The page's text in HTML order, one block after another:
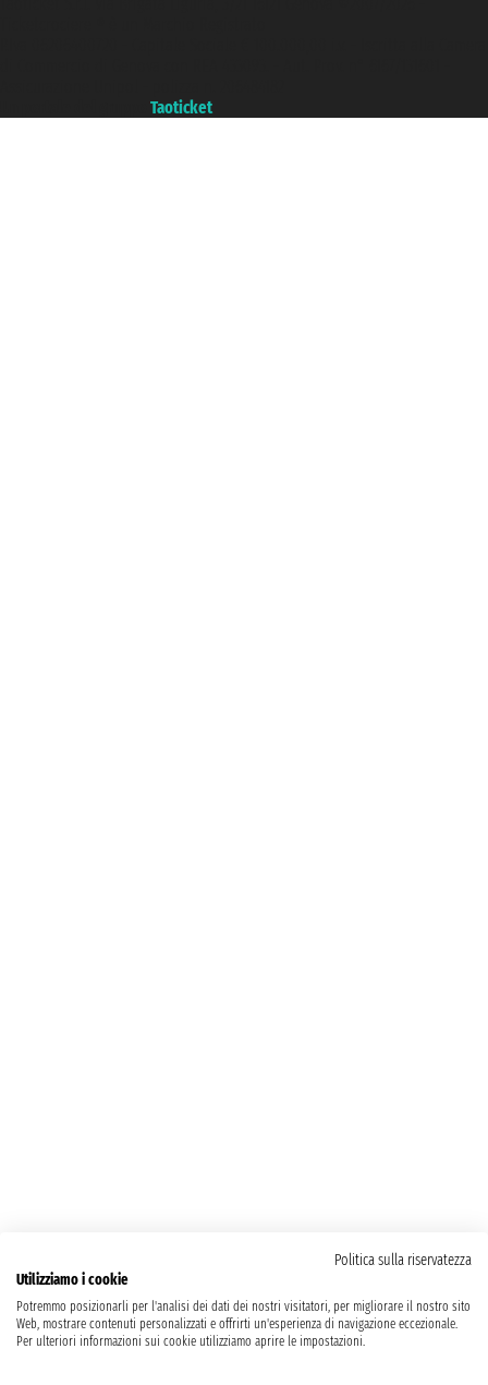
Taoticket
Politica sulla riservatezza
Utilizziamo i cookie
Potremmo posizionarli per l'analisi dei dati dei nostri visitatori, per migliorare il nostro sito
Web, mostrare contenuti personalizzati e offrirti un'esperienza di navigazione eccezionale.
Per ulteriori informazioni sui cookie utilizziamo aprire le impostazioni.